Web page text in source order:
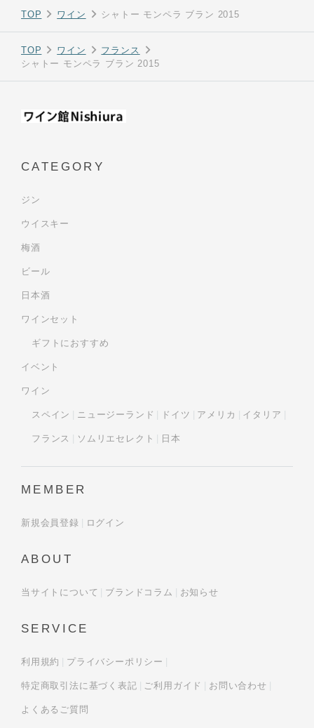
TOP ワイン シャトー モンペラ ブラン 2015
TOP ワイン
フランス
シャトー モンペラ ブラン 2015
CATEGORY
ジン
ウイスキー
梅酒
ビール
日本酒
ワインセット
ギフトにおすすめ
イベント
ワイン
スペイン ニュージーランド ドイツ アメリカ イタリア
フランス ソムリエセレクト 日本
MEMBER
新規会員登録 ログイン
ABOUT
当サイトについて ブランドコラム お知らせ
SERVICE
利用規約 プライバシーポリシー
特定商取引法に基づく表記 ご利用ガイド お問い合わせ
よくあるご質問